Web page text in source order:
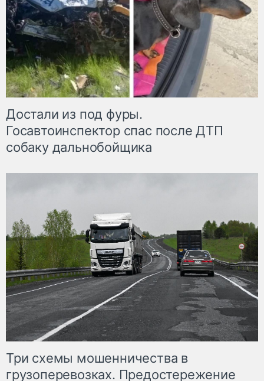
Достали из под фуры.
Госавтоинспектор спас после ДТП
собаку дальнобойщика
Три схемы мошенничества в
грузоперевозках. Предостережение